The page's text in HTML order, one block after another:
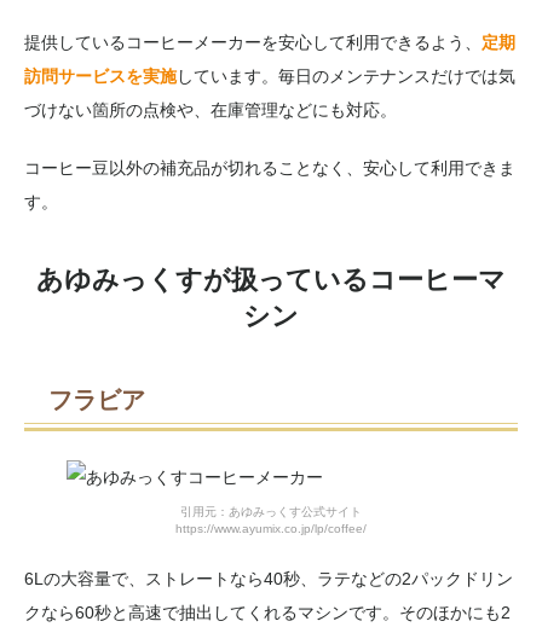
提供しているコーヒーメーカーを安心して利用できるよう、 定期
訪問サービスを実施しています。毎日のメンテナンスだけでは気
づけない箇所の点検や、在庫管理などにも対応。
コーヒー豆以外の補充品が切れることなく、安心して利用できま
す。
あゆみっくすが扱っているコーヒーマ
シン
フラビア
引用元：あゆみっくす公式サイト
https://www.ayumix.co.jp/lp/coffee/
6Lの大容量で、ストレートなら40秒、ラテなどの2パックドリン
クなら60秒と高速で抽出してくれるマシンです。そのほかにも2